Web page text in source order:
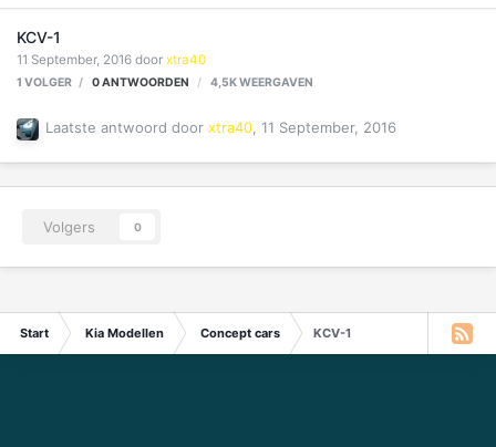
KCV-1
11 September, 2016 door xtra40
1 VOLGER 0ANTWOORDEN 4,5KWEERGAVEN
Laatste antwoord door xtra40, 11 September, 2016
Volgers 0
Start Kia Modellen Concept cars KCV-1